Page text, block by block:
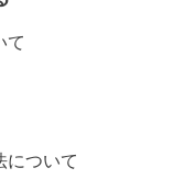
て
について